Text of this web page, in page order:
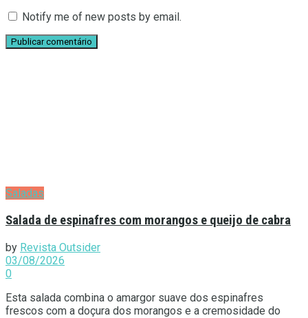
Notify me of new posts by email.
Saladas
Salada de espinafres com morangos e queijo de cabra
by Revista Outsider
03/08/2026
0
Esta salada combina o amargor suave dos espinafres
frescos com a doçura dos morangos e a cremosidade do